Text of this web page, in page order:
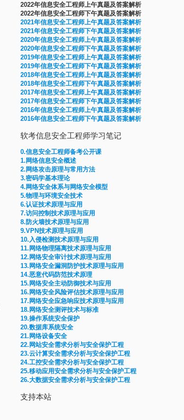
2022年信息安全工程师上午真题及答案解析
2022年信息安全工程师下午真题及答案解析
2021年信息安全工程师上午真题及答案解析
2021年信息安全工程师下午真题及答案解析
2020年信息安全工程师上午真题及答案解析
2020年信息安全工程师下午真题及答案解析
2019年信息安全工程师上午真题及答案解析
2019年信息安全工程师下午真题及答案解析
2018年信息安全工程师上午真题及答案解析
2018年信息安全工程师下午真题及答案解析
2017年信息安全工程师上午真题及答案解析
2017年信息安全工程师下午真题及答案解析
2016年信息安全工程师上午真题及答案解析
2016年信息安全工程师下午真题及答案解析
软考信息安全工程师学习笔记
0.信息安全工程师备考公开课
1.网络信息安全概述
2.网络攻击原理与常用方法
3.密码学基本理论
4.网络安全体系与网络安全模型
5.物理与环境安全技术
6.认证技术原理与应用
7.访问控制技术原理与应用
8.防火墙技术原理与应用
9.VPN技术原理与应用
10.入侵检测技术原理与应用
11.网络物理隔离技术原理与应用
12.网络安全审计技术原理与应用
13.网络安全漏洞防护技术原理与应用
14.恶意代码防范技术原理
15.网络安全主动防御技术与应用
16.网络安全风险评估技术原理与应用
17.网络安全应急响应技术原理与应用
18.网络安全测评技术与标准
19.操作系统安全保护
20.数据库系统安全
21.网络设备安全
22.网站安全需求分析与安全保护工程
23.云计算安全需求分析与安全保护工程
24.工控安全需求分析与安全保护工程
25.移动应用安全需求分析与安全保护工程
26.大数据安全需求分析与安全保护工程
支持本站